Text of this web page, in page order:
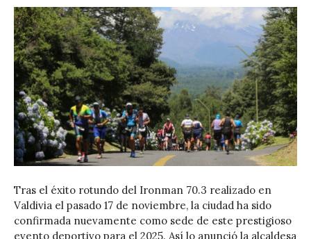
Tras el éxito rotundo del Ironman 70.3 realizado en
Valdivia el pasado 17 de noviembre, la ciudad ha sido
confirmada nuevamente como sede de este prestigioso
evento deportivo para el 2025. Así lo anunció la alcaldesa